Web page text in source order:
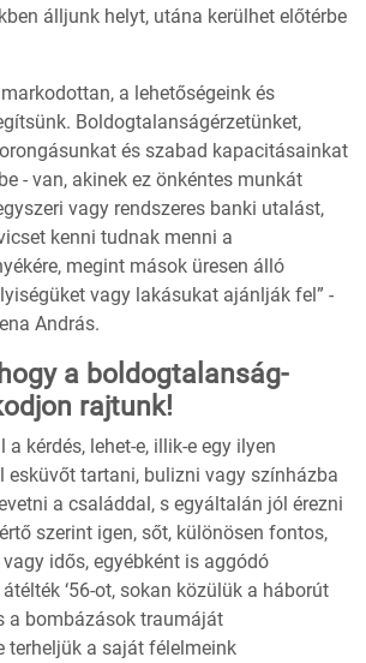
álljunk helyt, utána kerülhet előtérbe
a lehetőségeink és
Boldogtalanságérzetünket,
és szabad kapacitásainkat
- van, akinek ez önkéntes munkát
vagy rendszeres banki utalást,
kenni tudnak menni a
megint mások üresen álló
vagy lakásukat ajánlják fel” -
András.
a boldogtalanság-
rajtunk!
kérdés, lehet-e, illik-e egy ilyen
esküvőt tartani, bulizni vagy színházba
a családdal, s egyáltalán jól érezni
szerint igen, sőt, különösen fontos,
idős, egyébként is aggódó
‘56-ot, sokan közülük a háborút
a bombázások traumáját
terheljük a saját félelmeink